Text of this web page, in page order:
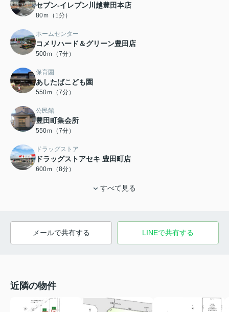
セブン-イレブン川越豊田本店
80ｍ（1分）
ホームセンター
コメリハード＆グリーン豊田店
500ｍ（7分）
保育園
あしたばこども園
550ｍ（7分）
公民館
豊田町集会所
550ｍ（7分）
ドラッグストア
ドラッグストアセキ 豊田町店
600ｍ（8分）
すべて見る
メールで共有する LINEで共有する
近隣の物件